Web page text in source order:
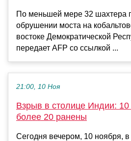
По меньшей мере 32 шахтера
обрушении моста на
востоке Демократической
передает AFP со ссылкой ...
21:00, 10 Ноя
Взрыв в столице Индии: 10
более 20 ранены
Сегодня вечером, 10 ноября,